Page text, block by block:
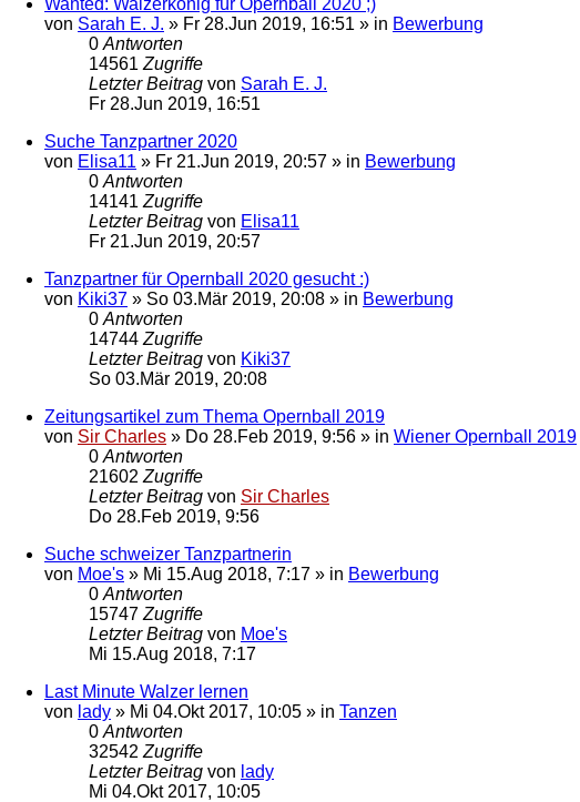
von Sarah E. J. » Fr 28.Jun 2019, 16:51 » in Bewerbung
0 Antworten
14561 Zugriffe
Letzter Beitrag von Sarah E. J.
Fr 28.Jun 2019, 16:51
Suche Tanzpartner 2020
von Elisa11 » Fr 21.Jun 2019, 20:57 » in Bewerbung
0 Antworten
14141 Zugriffe
Letzter Beitrag von Elisa11
Fr 21.Jun 2019, 20:57
Tanzpartner für Opernball 2020 gesucht :)
von Kiki37 » So 03.Mär 2019, 20:08 » in Bewerbung
0 Antworten
14744 Zugriffe
Letzter Beitrag von Kiki37
So 03.Mär 2019, 20:08
Zeitungsartikel zum Thema Opernball 2019
von Sir Charles » Do 28.Feb 2019, 9:56 » in Wiener Opernball 2019
0 Antworten
21602 Zugriffe
Letzter Beitrag von Sir Charles
Do 28.Feb 2019, 9:56
Suche schweizer Tanzpartnerin
von Moe's » Mi 15.Aug 2018, 7:17 » in Bewerbung
0 Antworten
15747 Zugriffe
Letzter Beitrag von Moe's
Mi 15.Aug 2018, 7:17
Last Minute Walzer lernen
von lady » Mi 04.Okt 2017, 10:05 » in Tanzen
0 Antworten
32542 Zugriffe
Letzter Beitrag von lady
Mi 04.Okt 2017, 10:05